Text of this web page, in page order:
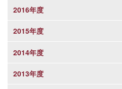
2016年度
2015年度
2014年度
2013年度